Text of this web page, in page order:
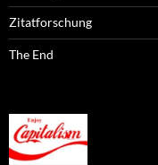
Zitatforschung
The End